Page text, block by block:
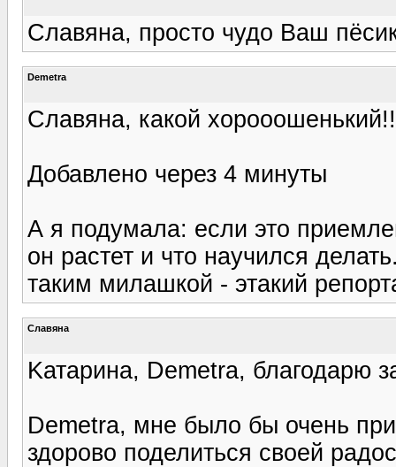
Славяна, просто чудо Ваш
Demetra
Славяна, какой
Добавлено через 4 минуты
А я подумала: если это
он растет и что научился
таким милашкой - этакий
Славяна
Kатарина, Demetra, благодарю
Demetra, мне было бы очень
здорово поделиться своей